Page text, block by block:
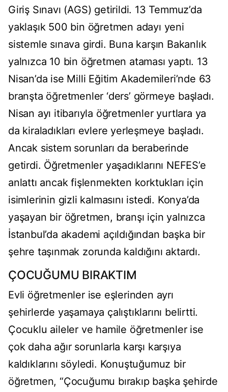
Giriş Sınavı (AGS) getirildi. 13 Temmuz’da
yaklaşık 500 bin öğretmen adayı yeni
sistemle sınava girdi. Buna karşın Bakanlık
yalnızca 10 bin öğretmen ataması yaptı. 13
Nisan’da ise Milli Eğitim Akademileri’nde 63
branşta öğretmenler ‘ders’ görmeye başladı.
Nisan ayı itibarıyla öğretmenler yurtlara ya
da kiraladıkları evlere yerleşmeye başladı.
Ancak sistem sorunları da beraberinde
getirdi. Öğretmenler yaşadıklarını NEFES’e
anlattı ancak fişlenmekten korktukları için
isimlerinin gizli kalmasını istedi. Konya’da
yaşayan bir öğretmen, branşı için yalnızca
İstanbul’da akademi açıldığından başka bir
şehre taşınmak zorunda kaldığını aktardı.
ÇOCUĞUMU BIRAKTIM
Evli öğretmenler ise eşlerinden ayrı
şehirlerde yaşamaya çalıştıklarını belirtti.
Çocuklu aileler ve hamile öğretmenler ise
çok daha ağır sorunlarla karşı karşıya
kaldıklarını söyledi. Konuştuğumuz bir
öğretmen, “Çocuğumu bırakıp başka şehirde